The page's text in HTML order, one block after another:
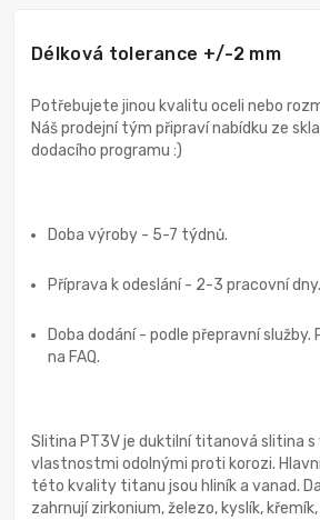
Délková tolerance +/-2 mm
Potřebujete jinou kvalitu oceli nebo
Náš prodejní tým připraví nabídku ze
dodacího programu :)
Doba výroby - 5-7 týdnů.
Příprava k odeslání - 2-3 pracovní dny.
Doba dodání - podle přepravní služby.
na FAQ.
Slitina PT3V je duktilní titanová slitina s
vlastnostmi odolnými proti korozi.
této kvality titanu jsou hliník a vanad.
zahrnují zirkonium, železo, kyslík,